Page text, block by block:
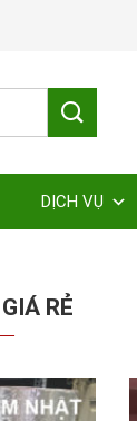
DỊCH VỤ
RẺ